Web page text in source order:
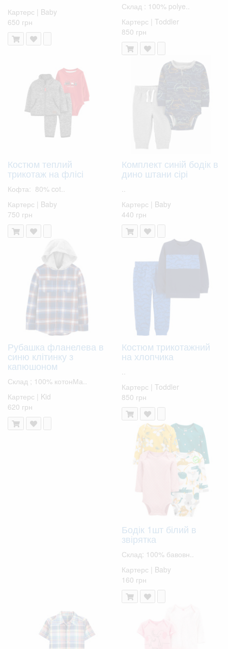
Картерс | Baby
650 грн
Склад : 100% polye..
Картерс | Toddler
850 грн
Костюм теплий
трикотаж на флісі
Кофта: 80% cot..
Картерс | Baby
750 грн
Комплект синій бодік в
дино штани сірі
Картерс | Baby
440 грн
Рубашка фланелева в
синю клітинку з
капюшоном
Склад ; 100% котонМа..
Картерс | Kid
620 грн
Костюм трикотажний
на хлопчика
Картерс | Toddler
850 грн
Бодік 1шт білий в
звірятка
Склад: 100% бавовн..
Картерс | Baby
160 грн